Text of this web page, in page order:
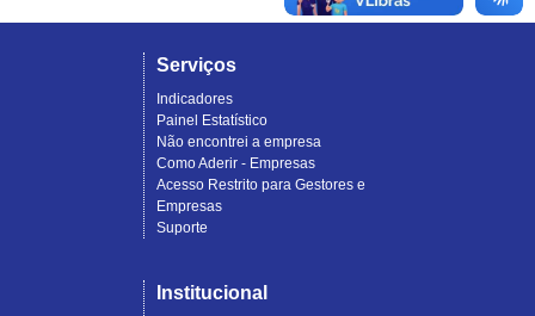
Serviços
Indicadores
Painel Estatístico
Não encontrei a empresa
Como Aderir - Empresas
Acesso Restrito para Gestores e
Empresas
Suporte
Institucional